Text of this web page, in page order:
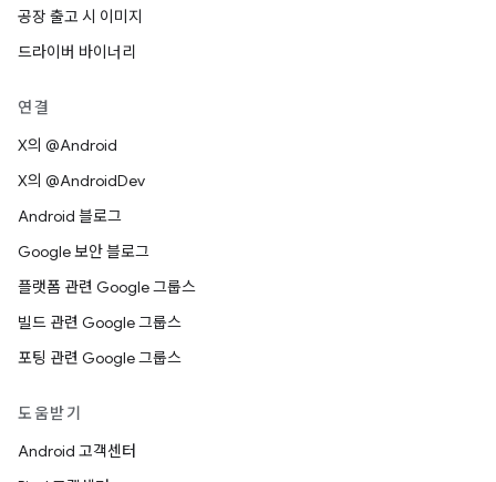
공장 출고 시 이미지
드라이버 바이너리
연결
X의 @Android
X의 @AndroidDev
Android 블로그
Google 보안 블로그
플랫폼 관련 Google 그룹스
빌드 관련 Google 그룹스
포팅 관련 Google 그룹스
도움받기
Android 고객센터